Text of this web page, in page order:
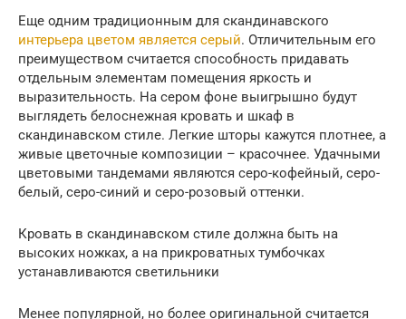
Еще одним традиционным для скандинавского
интерьера цветом является серый. Отличительным его
преимуществом считается способность придавать
отдельным элементам помещения яркость и
выразительность. На сером фоне выигрышно будут
выглядеть белоснежная кровать и шкаф в
скандинавском стиле. Легкие шторы кажутся плотнее, а
живые цветочные композиции – красочнее. Удачными
цветовыми тандемами являются серо-кофейный, серо-
белый, серо-синий и серо-розовый оттенки.
Кровать в скандинавском стиле должна быть на
высоких ножках, а на прикроватных тумбочках
устанавливаются светильники
Менее популярной, но более оригинальной считается